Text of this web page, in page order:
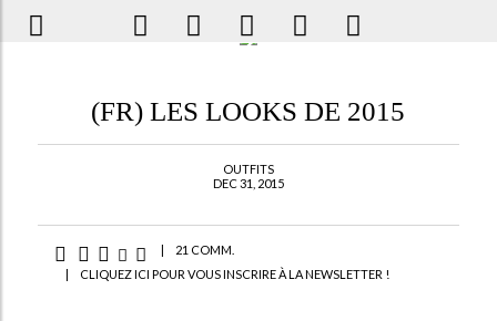
(FR) LES LOOKS DE 2015
OUTFITS
DEC 31, 2015
|
21 COMM.
|
CLIQUEZ ICI POUR VOUS INSCRIRE À LA NEWSLETTER !